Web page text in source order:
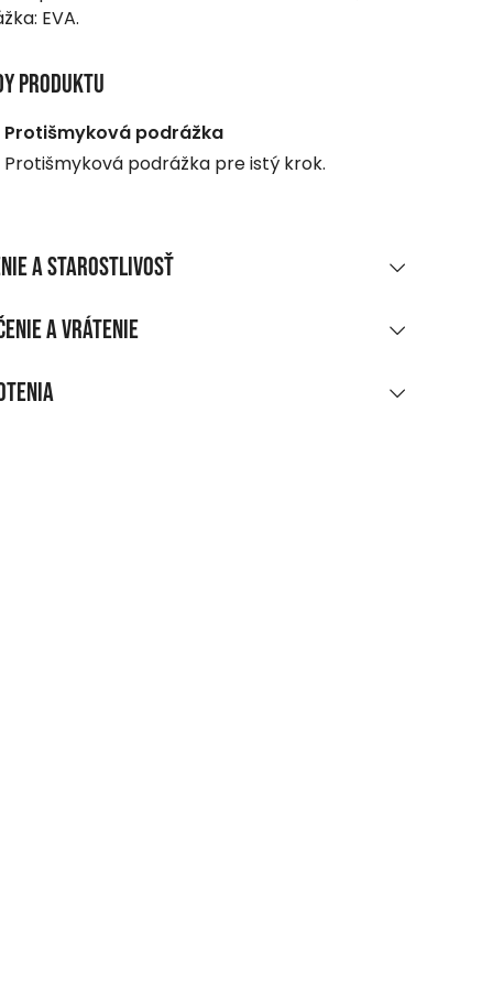
EVA.
produktu
Protišmyková podrážka
Protišmyková podrážka pre istý krok.
a starostlivosť
ZLOŽENIE
a vrátenie